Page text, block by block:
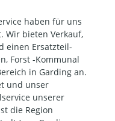
haben für uns
Wir bieten Verkauf,
einen Ersatzteil-
Forst -Kommunal
in Garding an.
und unser
unserer
die Region